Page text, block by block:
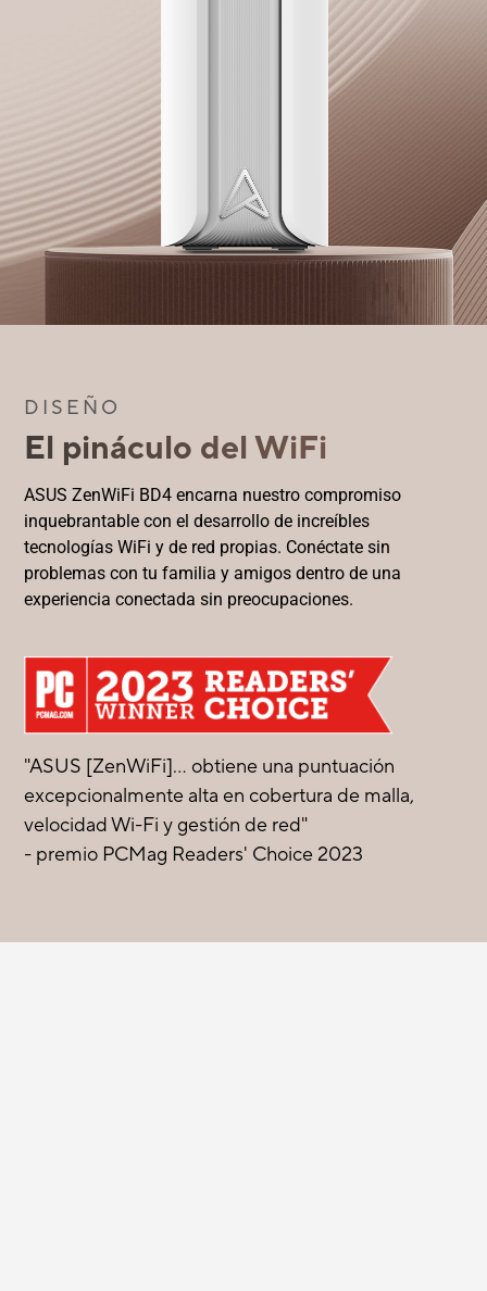
DISEÑO
El pináculo del WiFi
ASUS ZenWiFi BD4 encarna nuestro compromiso
inquebrantable con el desarrollo de increíbles
tecnologías WiFi y de red propias. Conéctate sin
problemas con tu familia y amigos dentro de una
experiencia conectada sin preocupaciones.
"ASUS [ZenWiFi]... obtiene una puntuación
excepcionalmente alta en cobertura de malla,
velocidad Wi-Fi y gestión de red"
- premio PCMag Readers' Choice 2023